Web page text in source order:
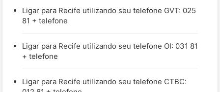
Ligar para Recife utilizando seu telefone GVT: 025
81 + telefone
Ligar para Recife utilizando seu telefone OI: 031 81
+ telefone
Ligar para Recife utilizando seu telefone CTBC: